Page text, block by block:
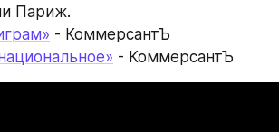
Париж.
- КоммерсантЪ
- КоммерсантЪ